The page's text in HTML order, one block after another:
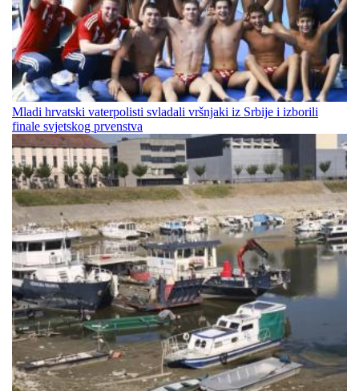
Mladi hrvatski vaterpolisti svladali vršnjaki iz Srbije i izborili
finale svjetskog prvenstva